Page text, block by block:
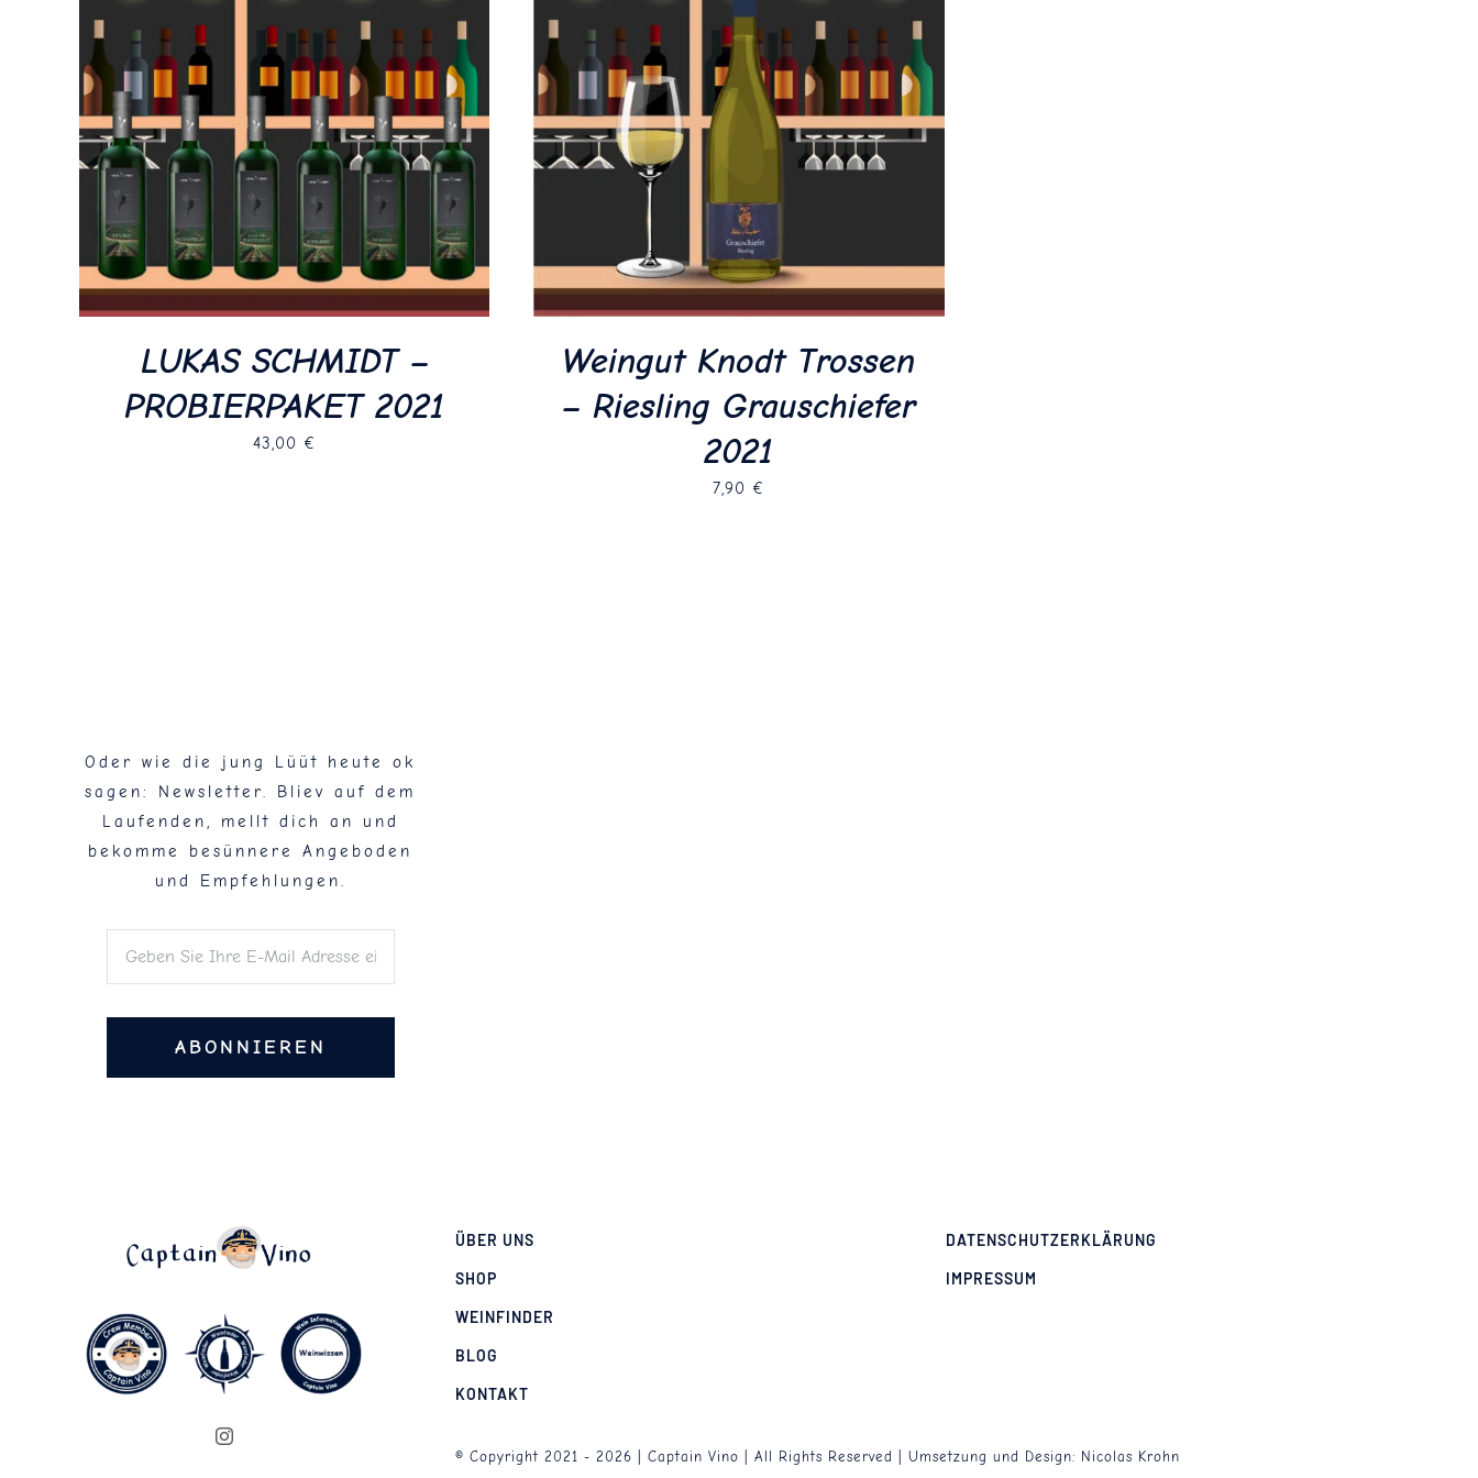
LUKAS SCHMIDT –
PROBIERPAKET 2021
43,00 €
Weingut Knodt Trossen
– Riesling Grauschiefer
2021
7,90 €
Oder wie die jung Lüüt heute ok
sagen: Newsletter. Bliev auf dem
Laufenden, mellt dich an und
bekomme besünnere Angeboden
und Empfehlungen.
ABONNIEREN
ÜBER UNS
SHOP
WEINFINDER
BLOG
KONTAKT
DATENSCHUTZERKLÄRUNG
IMPRESSUM
© Copyright 2021 - 2026 | Captain Vino | All Rights Reserved | Umsetzung und Design: Nicolas Krohn